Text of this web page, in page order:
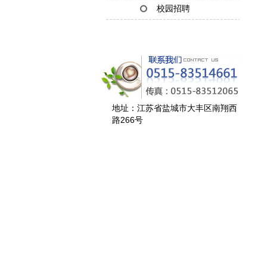
校园招聘
地址：江苏省盐城市大丰区南翔西
路266号